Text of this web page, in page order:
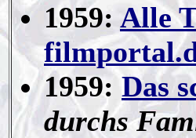
1959: Alle
1959: Das
durchs